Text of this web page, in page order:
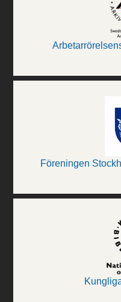
Föreningen